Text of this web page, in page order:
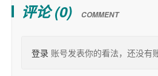
评论 (0) COMMENT
登录 账号发表你的看法，还没有